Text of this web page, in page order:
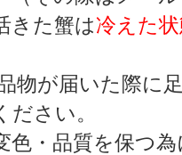
きた蟹は冷えた
が届いた際に
ださい。
色・品質を保つ為